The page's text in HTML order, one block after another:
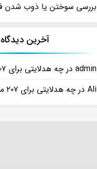
بررسی سوختن یا ذوب شدن
آخرین
admin در چه هدلایتی برای ۲۰۷ مناسب است؟
Ali در چه هدلایتی برای ۲۰۷ مناسب است؟